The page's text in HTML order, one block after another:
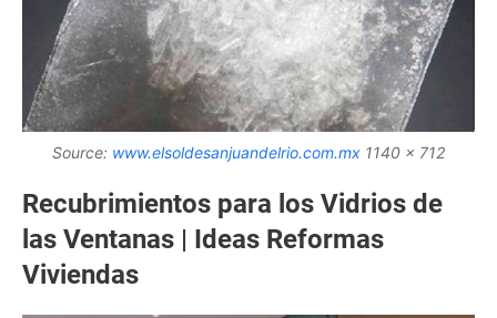
Source: www.elsoldesanjuandelrio.com.mx 1140 x 712
Recubrimientos para los Vidrios de
las Ventanas | Ideas Reformas
Viviendas